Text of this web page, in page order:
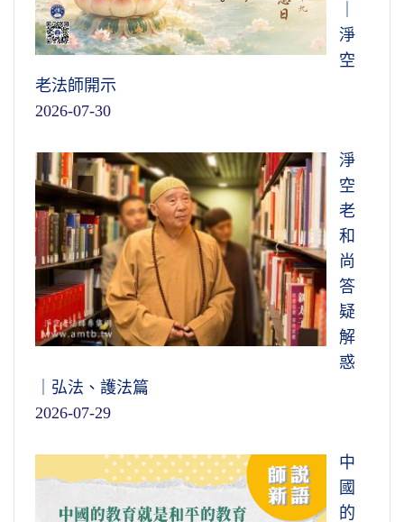
淨
空
老法師開示
2026-07-30
淨
空
老
和
尚
答
疑
解
惑
｜弘法、護法篇
2026-07-29
中
國
的